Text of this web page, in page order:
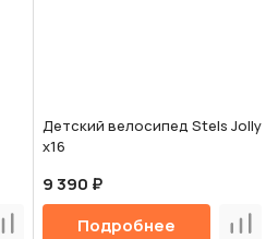
Сравнить
Детский велосипед Stels Jolly
х16
9 390 ₽
Подробнее